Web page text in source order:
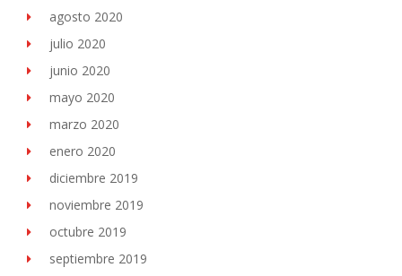
agosto 2020
julio 2020
junio 2020
mayo 2020
marzo 2020
enero 2020
diciembre 2019
noviembre 2019
octubre 2019
septiembre 2019